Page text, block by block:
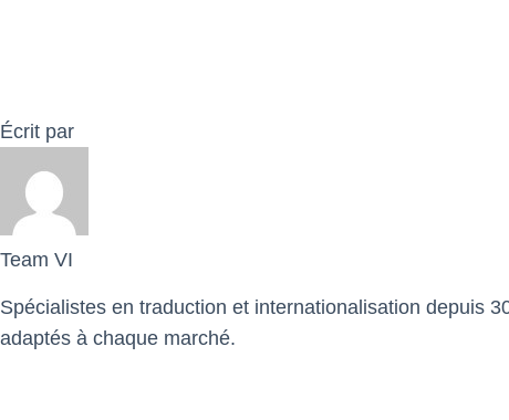
Écrit par
Team VI
Spécialistes en traduction et internationalisation depuis
adaptés à chaque marché.